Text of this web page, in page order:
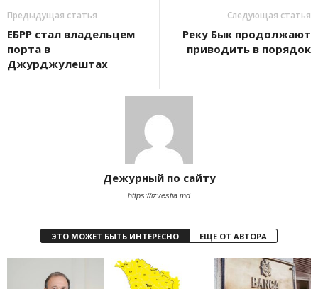
Предыдущая статья
ЕБРР стал владельцем
порта в
Джурджулештах
Следующая статья
Реку Бык продолжают
приводить в порядок
Дежурный по сайту
https://izvestia.md
ЭТО МОЖЕТ БЫТЬ ИНТЕРЕСНО ЕЩЕ ОТ АВТОРА